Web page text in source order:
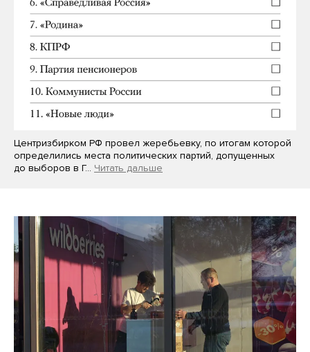
Центризбирком РФ провел жеребьевку, по итогам которой
определились места политических партий, допущенных
до выборов в Г… Читать дальше